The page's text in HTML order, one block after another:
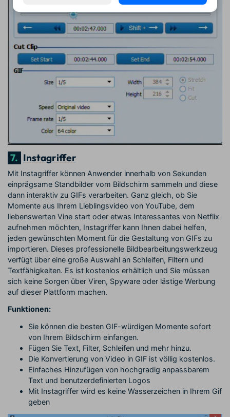
7. Instagriffer
Mit Instagriffer können Anwender innerhalb von Sekunden
einprägsame Standbilder vom Bildschirm sammeln und diese
dann interaktiv zu GIFs verarbeiten. Ganz gleich, ob Sie
Momente aus Ihrem Lieblingsvideo von YouTube, dem
liebenswerten Vine start oder etwas Interessantes von Netflix
aufnehmen möchten, Instagriffer kann Ihnen dabei helfen,
jeden gewünschten Moment für die Gestaltung von GIFs zu
importieren. Dieses professionelle Bildbearbeitungswerkzeug
verfügt über eine große Auswahl an Schleifen, Filtern und
Textfähigkeiten. Es ist kostenlos erhältlich und Sie müssen
sich keine Sorgen über Viren, Spyware oder lästige Werbung
auf dieser Plattform machen.
Funktionen:
Sie können die besten GIF-würdigen Momente sofort
von Ihrem Bildschirm einfangen.
Fügen Sie Text, Filter, Schleifen und mehr hinzu.
Die Konvertierung von Video in GIF ist völlig kostenlos.
Einfaches Hinzufügen von hochgradig anpassbarem
Text und benutzerdefinierten Logos
Mit Instagriffer wird es keine Wasserzeichen in Ihrem Gif
geben